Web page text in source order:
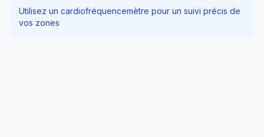
Utilisez un cardiofréquencemètre pour un suivi précis de
vos zones